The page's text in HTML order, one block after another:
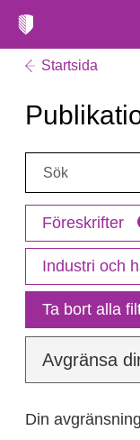
Startsida
Sök:
Föreskrifter
Industri och
Ta bort alla
Avgränsa
Din